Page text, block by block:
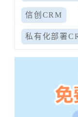
信创CRM
私有化部署